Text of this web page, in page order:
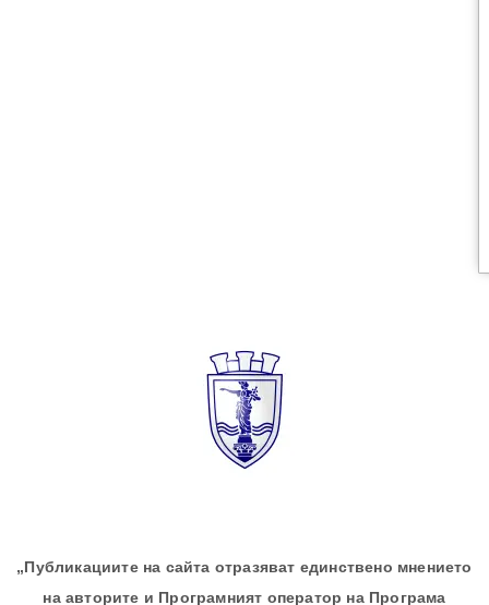
„Публикациите на сайта отразяват единствено мнението
на авторите и Програмният оператор на Програма